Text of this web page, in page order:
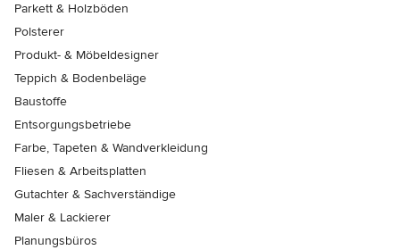
Parkett & Holzböden
Polsterer
Produkt- & Möbeldesigner
Teppich & Bodenbeläge
Baustoffe
Entsorgungsbetriebe
Farbe, Tapeten & Wandverkleidung
Fliesen & Arbeitsplatten
Gutachter & Sachverständige
Maler & Lackierer
Planungsbüros